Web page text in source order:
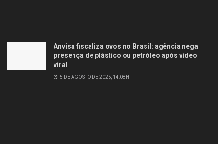
Anvisa fiscaliza ovos no Brasil: agência nega
presença de plástico ou petróleo após vídeo
viral
5 DE AGOSTO DE 2026, 14:08H